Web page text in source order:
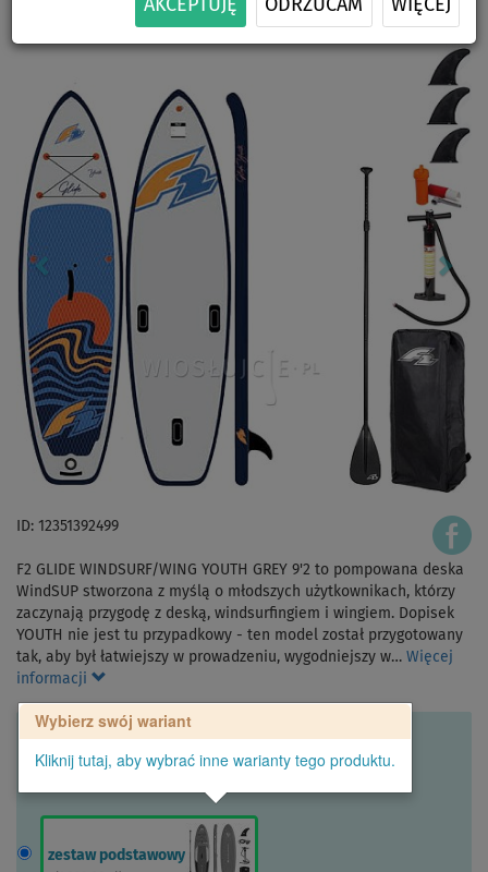
AKCEPTUJĘ ODRZUCAM WIĘCEJ
Next
ID: 12351392499
F2 GLIDE WINDSURF/WING YOUTH GREY 9'2 to pompowana deska
WindSUP stworzona z myślą o młodszych użytkownikach, którzy
zaczynają przygodę z deską, windsurfingiem i wingiem. Dopisek
YOUTH nie jest tu przypadkowy - ten model został przygotowany
tak, aby był łatwiejszy w prowadzeniu, wygodniejszy w… Więcej
informacji
Wybierz swój wariant
Kliknij tutaj, aby wybrać inne warianty tego produktu.
zestaw podstawowy